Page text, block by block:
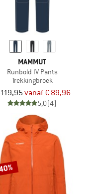
MAMMUT
Runbold IV Pants
Trekkingbroek
vanaf € 89,96
5,0(4)